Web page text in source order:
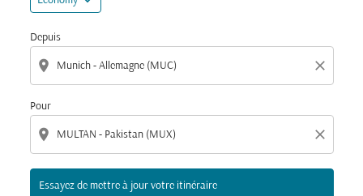
Depuis
location_on close
Pour
location_on close
Essayez de mettre à jour votre itinéraire